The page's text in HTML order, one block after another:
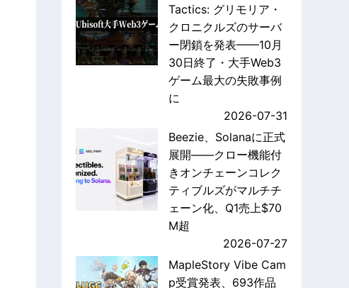
Tactics: グリモリア・
クロニクルズのサーバ
ー閉鎖を発表——10月
30日終了・大手Web3
ゲーム最大の失敗事例
に
2026-07-31
Beezie、Solanaに正式
展開——クロー機能付
きオンチェーンコレク
ティブルズがマルチチ
ェーン化、Q1売上$70
M超
2026-07-27
MapleStory Vibe Cam
p受賞発表、693作品